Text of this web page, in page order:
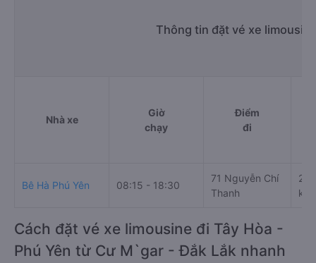
Thông tin đặt vé xe
Nhà xe
Giờ
chạy
Điểm
đi
Bê Hà Phú Yên 08:15 - 18:30
71 Nguyễn Chí
Thanh
Cách đặt vé xe limousine đi Tây Hòa -
Phú Yên từ Cư M`gar - Đắk Lắk nhanh